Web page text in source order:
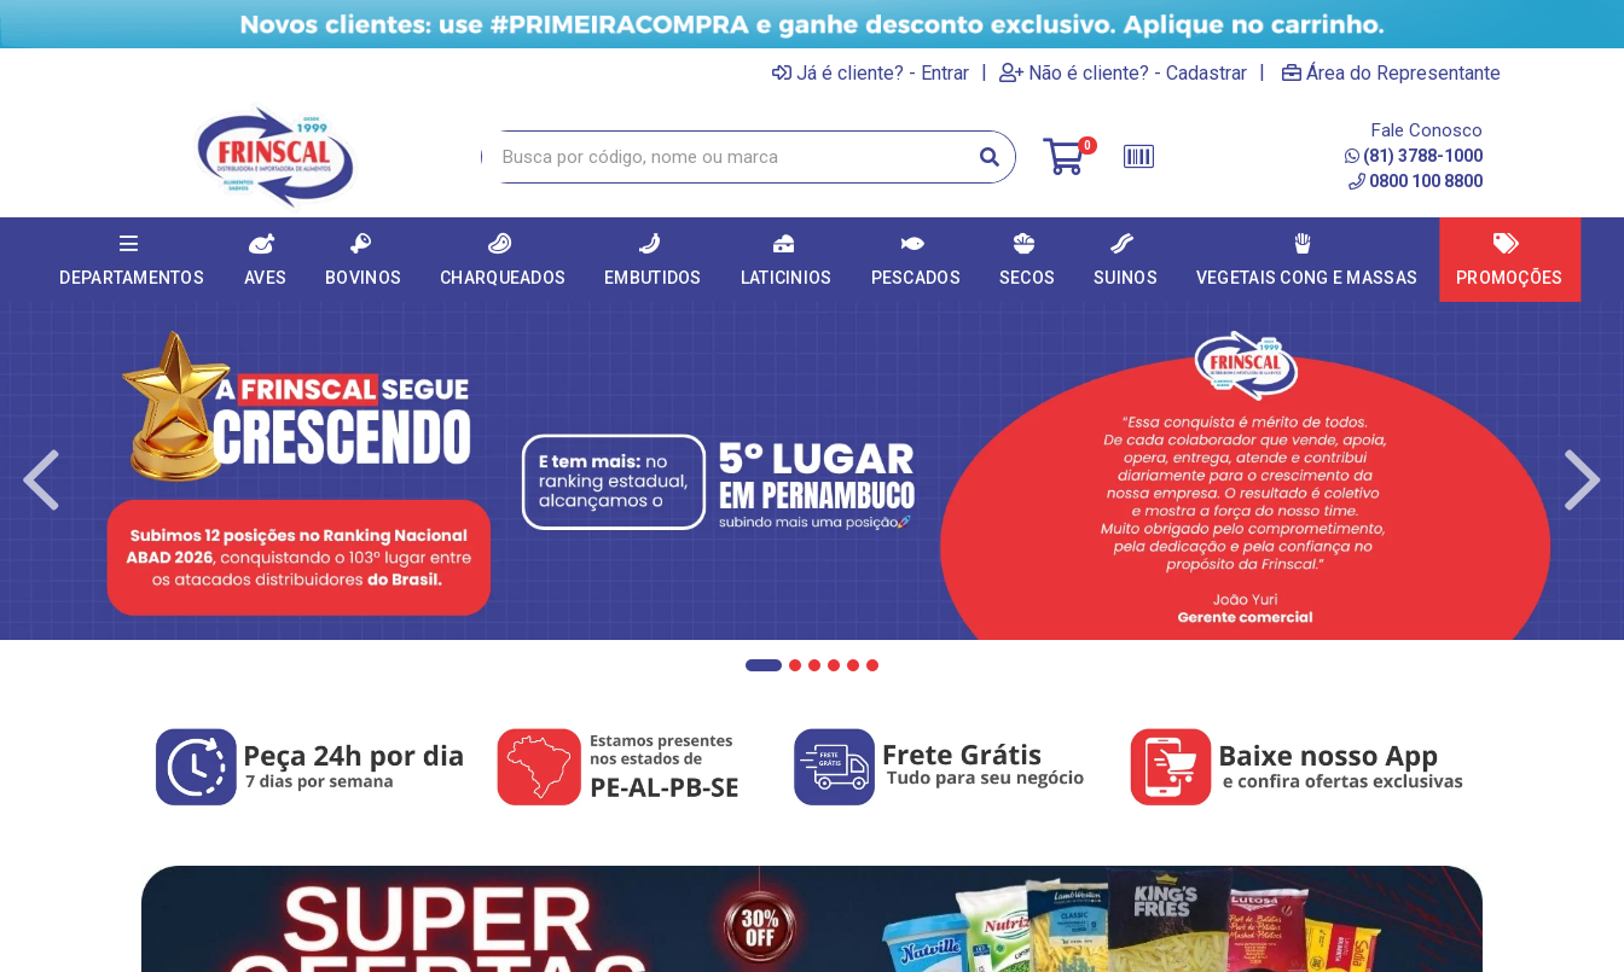
Já é cliente? - Entrar | Não é cliente? - Cadastrar | Área do Representante
0
Fale Conosco
(81) 3788-1000
0800 100 8800
DEPARTAMENTOS AVES BOVINOS CHARQUEADOS EMBUTIDOS LATICINIOS PESCADOS SECOS SUINOS VEGETAIS CONG E MASSAS PROMOÇÕES